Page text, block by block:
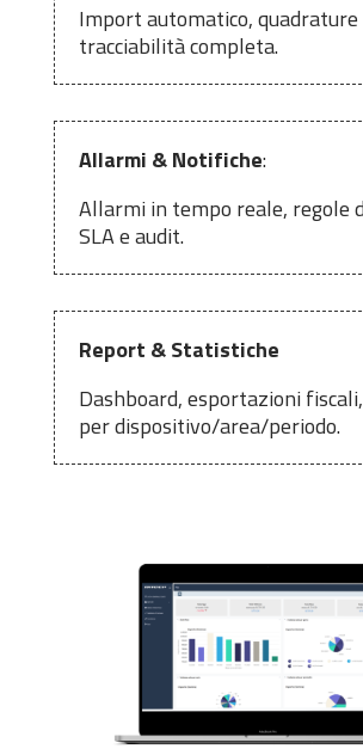
Import automatico,
tracciabilità completa.
Allarmi & Notifiche:
Allarmi in tempo reale, regole
SLA e audit.
Report & Statistiche
Dashboard, esportazioni
per dispositivo/area/periodo.